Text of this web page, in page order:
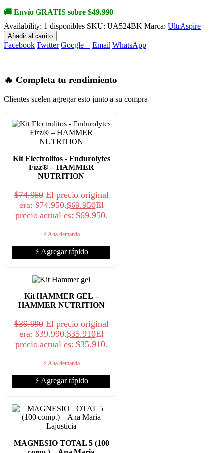
🚚 Envío GRATIS sobre $49.990
Availability: 1 disponibles SKU: UA524BK Marca: UltrAspire
Añadir al carrito
Facebook Twitter Google + Email WhatsApp
🔥 Completa tu rendimiento
Clientes suelen agregar esto junto a su compra
Kit Electrolitos - Endurolytes
Fizz® – HAMMER
NUTRITION
$74.950 El precio original
era: $74.950.$69.950El
precio actual es: $69.950.
⚡ Alta demanda
⚡ Agregar rápido
Kit HAMMER GEL –
HAMMER NUTRITION
$39.990 El precio original
era: $39.990.$35.910El
precio actual es: $35.910.
⚡ Alta demanda
⚡ Agregar rápido
MAGNESIO TOTAL 5 (100